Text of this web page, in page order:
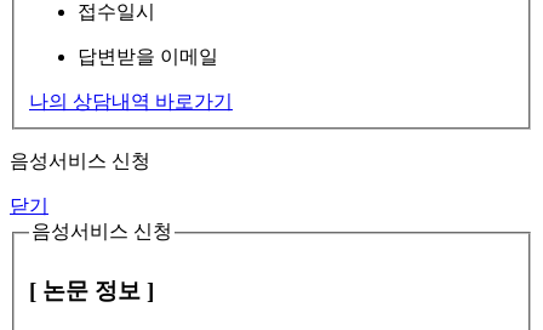
접수일시
답변받을 이메일
나의 상담내역 바로가기
음성서비스 신청
닫기
음성서비스 신청
[ 논문 정보 ]